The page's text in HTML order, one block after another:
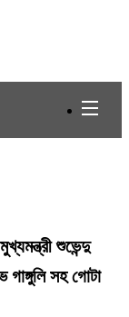
শুভেন্দু
গাঙ্গুলি সহ গোটা